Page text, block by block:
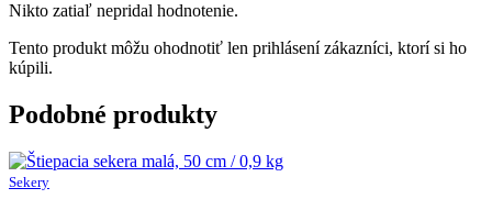
Nikto zatiaľ nepridal hodnotenie.
Tento produkt môžu ohodnotiť len prihlásení zákazníci, ktorí si ho
kúpili.
Podobné produkty
Sekery